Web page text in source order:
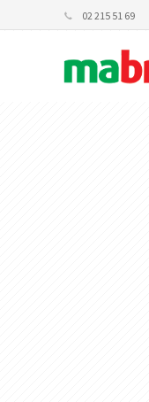
02 215 51 69